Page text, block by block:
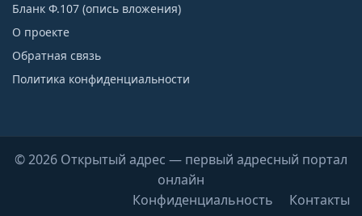
Бланк Ф.107 (опись вложения)
О проекте
Обратная связь
Политика конфиденциальности
© 2026 Открытый адрес — первый адресный портал
онлайн
Конфиденциальность
Контакты